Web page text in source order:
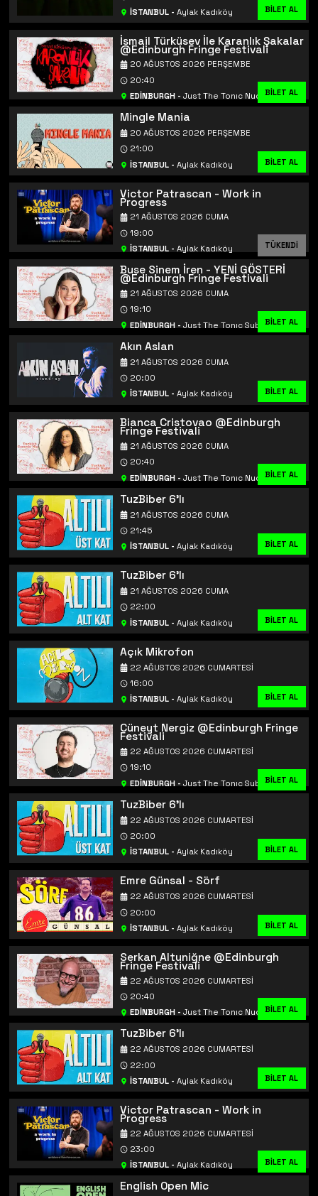
İSTANBUL- Aylak Kadıköy
BİLET AL
İsmail Türküsev İle Karanlık Şakalar
@Edinburgh Fringe Festivali
EDİNBURGH- Just The Tonıc Nucleus
20 AĞUSTOS 2026 PERŞEMBE
20:40
BİLET AL
BİLET AL
Mingle Mania
İSTANBUL- Aylak Kadıköy
20 AĞUSTOS 2026 PERŞEMBE
21:00
BİLET AL
Victor Patrascan - Work in
Progress
İSTANBUL- Aylak Kadıköy
21 AĞUSTOS 2026 CUMA
19:00
TÜKENDİ
Buse Sinem İren - YENİ GÖSTERİ
@Edinburgh Fringe Festivali
EDİNBURGH- Just The Tonıc Subway
21 AĞUSTOS 2026 CUMA
19:10
BİLET AL
BİLET AL
Akın Aslan
İSTANBUL- Aylak Kadıköy
21 AĞUSTOS 2026 CUMA
20:00
BİLET AL
Bianca Cristovao @Edinburgh
Fringe Festivali
EDİNBURGH- Just The Tonıc Nucleus
21 AĞUSTOS 2026 CUMA
20:40
BİLET AL
BİLET AL
TuzBiber 6'lı
İSTANBUL- Aylak Kadıköy
21 AĞUSTOS 2026 CUMA
21:45
BİLET AL
TuzBiber 6'lı
İSTANBUL- Aylak Kadıköy
21 AĞUSTOS 2026 CUMA
22:00
BİLET AL
Açık Mikrofon
İSTANBUL- Aylak Kadıköy
22 AĞUSTOS 2026 CUMARTESI
16:00
BİLET AL
Cüneyt Nergiz @Edinburgh Fringe
Festivali
EDİNBURGH- Just The Tonıc Subway
22 AĞUSTOS 2026 CUMARTESI
19:10
BİLET AL
BİLET AL
TuzBiber 6'lı
İSTANBUL- Aylak Kadıköy
22 AĞUSTOS 2026 CUMARTESI
20:00
BİLET AL
Emre Günsal - Sörf
İSTANBUL- Aylak Kadıköy
22 AĞUSTOS 2026 CUMARTESI
20:00
BİLET AL
Serkan Altuniğne @Edinburgh
Fringe Festivali
EDİNBURGH- Just The Tonıc Nucleus
22 AĞUSTOS 2026 CUMARTESI
20:40
BİLET AL
BİLET AL
TuzBiber 6'lı
İSTANBUL- Aylak Kadıköy
22 AĞUSTOS 2026 CUMARTESI
22:00
BİLET AL
Victor Patrascan - Work in
Progress
İSTANBUL- Aylak Kadıköy
22 AĞUSTOS 2026 CUMARTESI
23:00
BİLET AL
English Open Mic